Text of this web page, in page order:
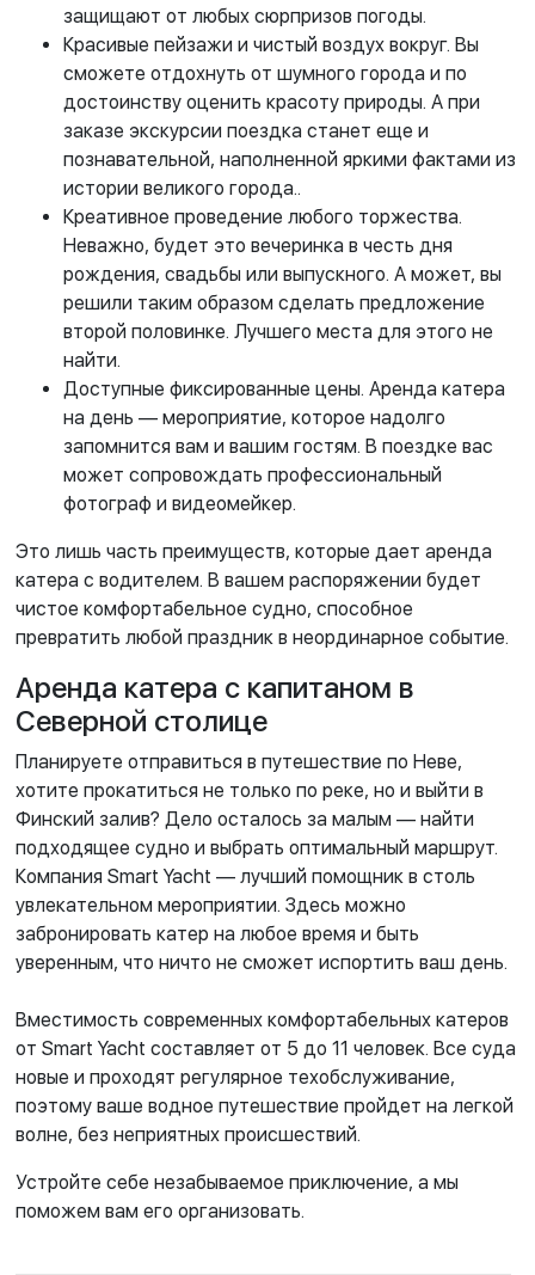
защищают от любых сюрпризов погоды.
Красивые пейзажи и чистый воздух вокруг. Вы
сможете отдохнуть от шумного города и по
достоинству оценить красоту природы. А при
заказе экскурсии поездка станет еще и
познавательной, наполненной яркими фактами из
истории великого города..
Креативное проведение любого торжества.
Неважно, будет это вечеринка в честь дня
рождения, свадьбы или выпускного. А может, вы
решили таким образом сделать предложение
второй половинке. Лучшего места для этого не
найти.
Доступные фиксированные цены. Аренда катера
на день — мероприятие, которое надолго
запомнится вам и вашим гостям. В поездке вас
может сопровождать профессиональный
фотограф и видеомейкер.
Это лишь часть преимуществ, которые дает аренда
катера с водителем. В вашем распоряжении будет
чистое комфортабельное судно, способное
превратить любой праздник в неординарное событие.
Аренда катера с капитаном в
Северной столице
Планируете отправиться в путешествие по Неве,
хотите прокатиться не только по реке, но и выйти в
Финский залив? Дело осталось за малым — найти
подходящее судно и выбрать оптимальный маршрут.
Компания Smart Yacht — лучший помощник в столь
увлекательном мероприятии. Здесь можно
забронировать катер на любое время и быть
уверенным, что ничто не сможет испортить ваш день.
Вместимость современных комфортабельных катеров
от Smart Yacht составляет от 5 до 11 человек. Все суда
новые и проходят регулярное техобслуживание,
поэтому ваше водное путешествие пройдет на легкой
волне, без неприятных происшествий.
Устройте себе незабываемое приключение, а мы
поможем вам его организовать.